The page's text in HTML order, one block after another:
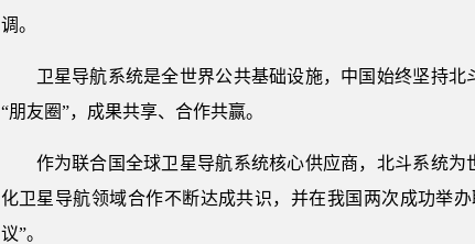
调。
卫星导航系统是全世界公共基础设施，中国始终坚持
“朋友圈”，成果共享、合作共赢。
作为联合国全球卫星导航系统核心供应商，北斗系统
化卫星导航领域合作不断达成共识，并在我国两次成功举
议”。